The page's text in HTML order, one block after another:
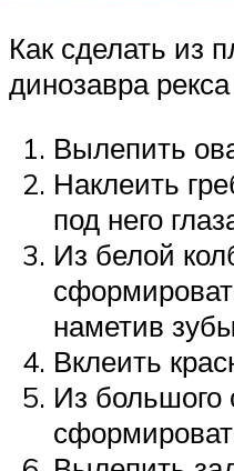
Как сделать из
динозавра
Вылепить
Наклеить
под него
Из белой
наметив
Вклеить
Из большого